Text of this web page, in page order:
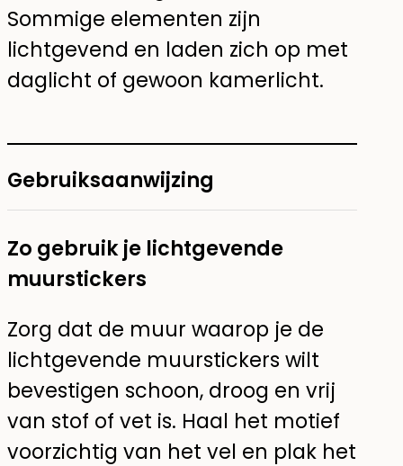
Sommige elementen zijn
lichtgevend en laden zich op met
daglicht of gewoon kamerlicht.
Gebruiksaanwijzing
Zo gebruik je lichtgevende
muurstickers
Zorg dat de muur waarop je de
lichtgevende muurstickers wilt
bevestigen schoon, droog en vrij
van stof of vet is. Haal het motief
voorzichtig van het vel en plak het